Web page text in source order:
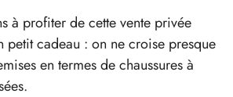
à profiter de cette vente privée
petit cadeau : on ne croise presque
en termes de chaussures à